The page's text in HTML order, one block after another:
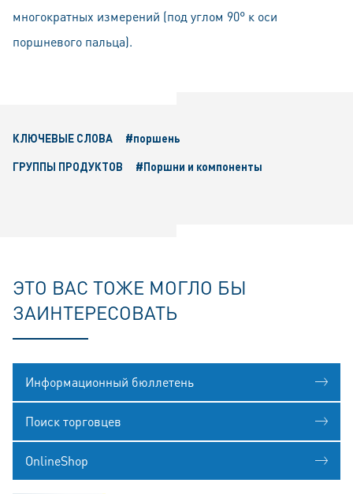
многократных измерений (под углом 90° к оси
поршневого пальца).
КЛЮЧЕВЫЕ СЛОВА
#поршень
ГРУППЫ ПРОДУКТОВ
#Поршни и компоненты
ЭТО ВАС ТОЖЕ МОГЛО БЫ
ЗАИНТЕРЕСОВАТЬ
Информационный бюллетень
Поиск торговцев
OnlineShop